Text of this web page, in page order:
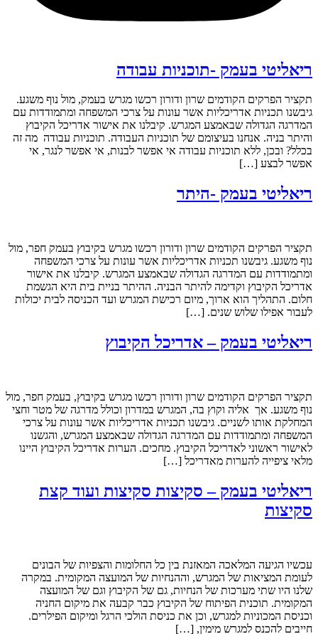
ריאליטי בעמק -תוכניות עבודה
תקציר הפרקים הקודמים שרון ודורון רכשו מגרש בעמק, מול נוף משגע.
גיבשנו תכניות אדריכליות אשר עונות על צרכי המשפחה ומתמודדות עם
המדרגה הגדולה שבאמצע המגרש. קיבלנו את אישור אדריכל הקיבוץ
והיתר בניה. אנחנו בעיצומם של תוכניות העבודה. תוכניות עבודה מה זה
בכלל? ובכן, ללא תוכניות עבודה אי אפשר לבנות, אי אפשר לנגר, אי
אפשר לבצע […]
ריאליטי בעמק -היתר
תקציר הפרקים הקודמים שרון ודורון רכשו מגרש בקיבוץ בעמק חפר, מול
נוף משגע. גיבשנו תכניות אדריכליות אשר עונות על צרכי המשפחה
ומתמודדות עם המדרגה הגדולה שבאמצע המגרש. קיבלנו את אישור
אדריכל הקיבוץ וקדימה להיתר הבניה. ההיתר בניית בית היא הגשמת
חלום. התהליך הוא ארוך, מיום רכישת המגרש ועד הכניסה לבית יכולות
לעבור אפילו שלוש שנים. […]
ריאליטי בעמק – אדריכל הקיבוץ
תקציר הפרקים הקודמים שרון ודורון רכשו מגרש בקיבוץ, בעמק חפר, מול
נוף משגע. אך אליה וקוץ בה, המגרש במדרון וכולל מדרגה של מטר וחצי
המחלקת אותו לשניים. גיבשנו תכניות אדריכליות אשר עונות על צרכי
המשפחה ומתמודדות עם המדרגה הגדולה שבאמצע המגרש, והגשנו
לאישור ראשוני לאדריכל הקיבוץ. מחכים. הערות אדריכל הקיבוץ היינו
מלאי ציפייה להערות מאדריכל […]
ריאליטי בעמק – סקיצות סקיצות ועוד קצת
סקיצות
עכשיו הגיעה המלאכה המאזנת בין כל החלומות והצפיות של הבונים
לעומת המציאות של המגרש, וההנחיות של המועצה המקומית. במקרה
שלנו היו שתי מערכות של הנחיות, גם של הקיבוץ וגם של המועצה
המקומית. תוכנית הפיתוח של הקיבוץ כבר קבעה את מיקום החניה
וכניסת המכוניות למגרש, וכן את כניסת הולכי הרגל ומיקום הפילרים.
חייבים להכנס למגרש מימין, […]